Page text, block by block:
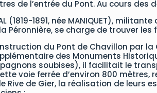
de l’entrée du Pont. Au cours
(1819-1891, née MANIQUET),
Péronnière, se charge de trouver
du Pont de Chavillon par la
des Monuments
soubises), il facilitait le
voie ferrée d’environ 800 mètres,
de Rive de Gier, la réalisation de